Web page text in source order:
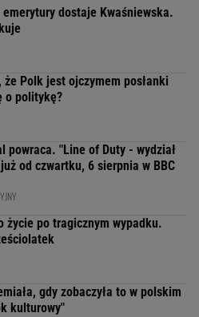
dostaje Kwaśniewska.
że Polk jest ojczymem posłanki
o politykę?
powraca. "Line of Duty - wydział
od czwartku, 6 sierpnia w BBC
życie po tragicznym wypadku.
gdy zobaczyła to w polskim
kulturowy"